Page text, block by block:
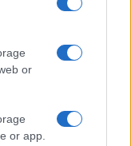
or
or app.
in Valle